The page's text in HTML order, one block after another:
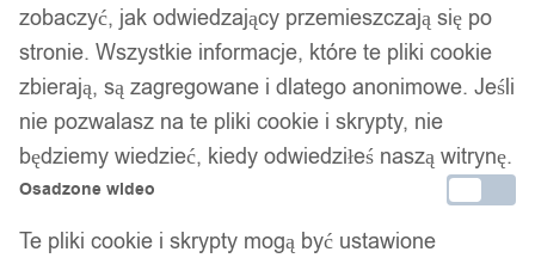
zobaczyć, jak odwiedzający przemieszczają się po
stronie. Wszystkie informacje, które te pliki cookie
zbierają, są zagregowane i dlatego anonimowe. Jeśli
nie pozwalasz na te pliki cookie i skrypty, nie
będziemy wiedzieć, kiedy odwiedziłeś naszą witrynę.
Osadzone wideo
Te pliki cookie i skrypty mogą być ustawione